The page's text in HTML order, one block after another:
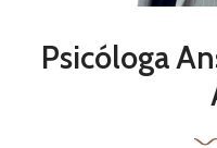
Psicóloga